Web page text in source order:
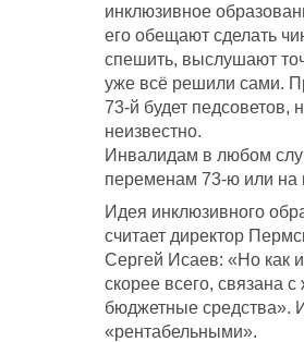
инклюзивное
его обещают сделать
спешить, выслушают
уже всё решили сами.
73-й будет педсоветов,
неизвестно.
Инвалидам в любом
переменам 73-ю или на
Идея инклюзивного
считает директор
Сергей Исаев: «Но как
скорее всего, связана
бюджетные средства».
«рентабельными».